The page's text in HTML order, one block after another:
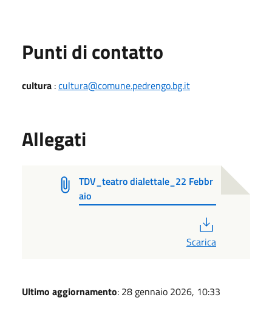
Punti di contatto
cultura :cultura@comune.pedrengo.bg.it
Allegati
TDV_teatro dialettale_22 Febbr
aio
Scarica
Ultimo aggiornamento: 28 gennaio 2026, 10:33